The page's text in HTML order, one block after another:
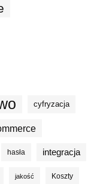
cyfryzacja
hasła integracja
jakość Koszty